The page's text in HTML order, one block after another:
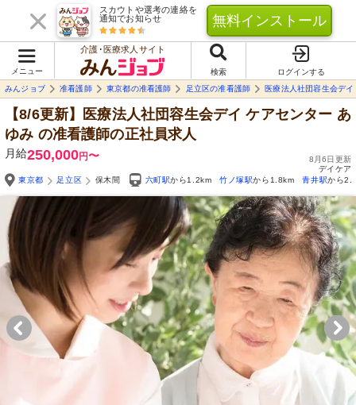
スカウトや選考の連絡を
通知でお知らせ
無料インストール
メニュー
介護･医療求人サイト
検索
ログインする
みんジョブ
准看護師 東京都の准看護師 足立区の准看護師 医療法人社団容生会デ
【8/6更新】医療法人社団容生会デイ ケアセンター あ
ゆみ の准看護師の正社員求人
月給250,000円〜
8月6日更新
デイケア
東京都
足立区 保木間 六町駅から1.2km 竹ノ塚駅から1.8km 青井駅から